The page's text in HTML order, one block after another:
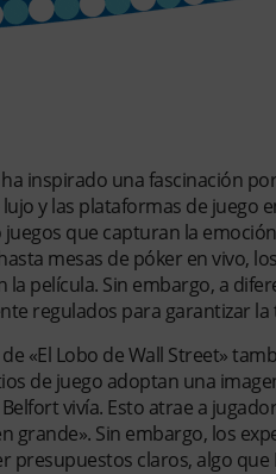
inspirado una fascinación
y las plataformas de juego
que capturan la
mesas de póker en vivo,
la película. Sin embargo, a
regulados para garantizar
«El Lobo de Wall Street»
de juego adoptan una
vivía. Esto atrae a
grande». Sin embargo, los
presupuestos claros, algo